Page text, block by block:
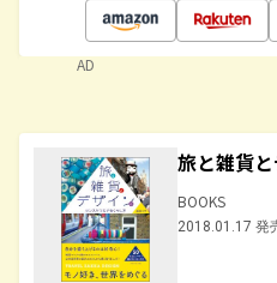
AD
旅と雑貨
BOOKS
2018.01.17 発